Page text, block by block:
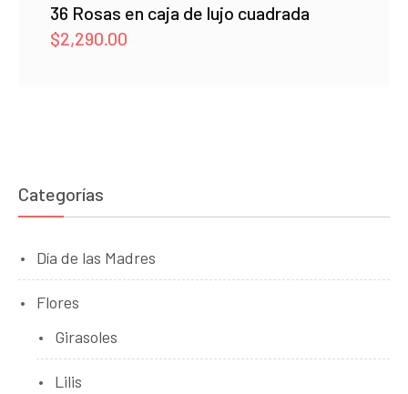
36 Rosas en caja de lujo cuadrada
$2,290.00
Categorías
Día de las Madres
Flores
Girasoles
Lilis